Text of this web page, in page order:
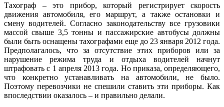
Тахограф – это прибор, который регистрирует скорость
движения автомобиля, его маршрут, а также остановки и
смену водителей. Согласно законодательству все грузовики
массой свыше 3,5 тонны и пассажирские автобусы должны
были быть оснащены тахографами еще до 23 января 2012 года.
Предполагалось, что за отсутствие этих приборов или за
нарушение режима труда и отдыха водителей начнут
штрафовать с 1 апреля 2013 года. Но приказа, определяющего,
что конкретно устанавливать на автомобили, не было.
Поэтому перевозчики не спешили ставить эти приборы. Как
впоследствии оказалось – и правильно делали.